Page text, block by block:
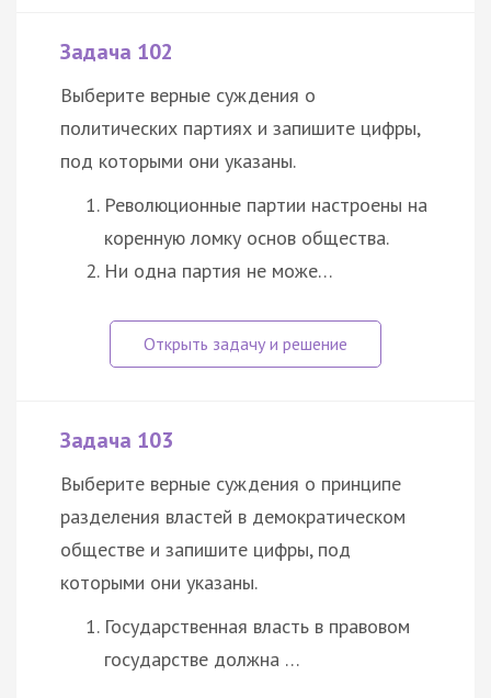
Задача 102
Выберите верные суждения о
политических партиях и запишите цифры,
под которыми они указаны.
Революционные партии настроены на
коренную ломку основ общества.
Ни одна партия не може…
Задача 103
Выберите верные суждения о принципе
разделения властей в демократическом
обществе и запишите цифры, под
которыми они указаны.
Государственная власть в правовом
государстве должна …